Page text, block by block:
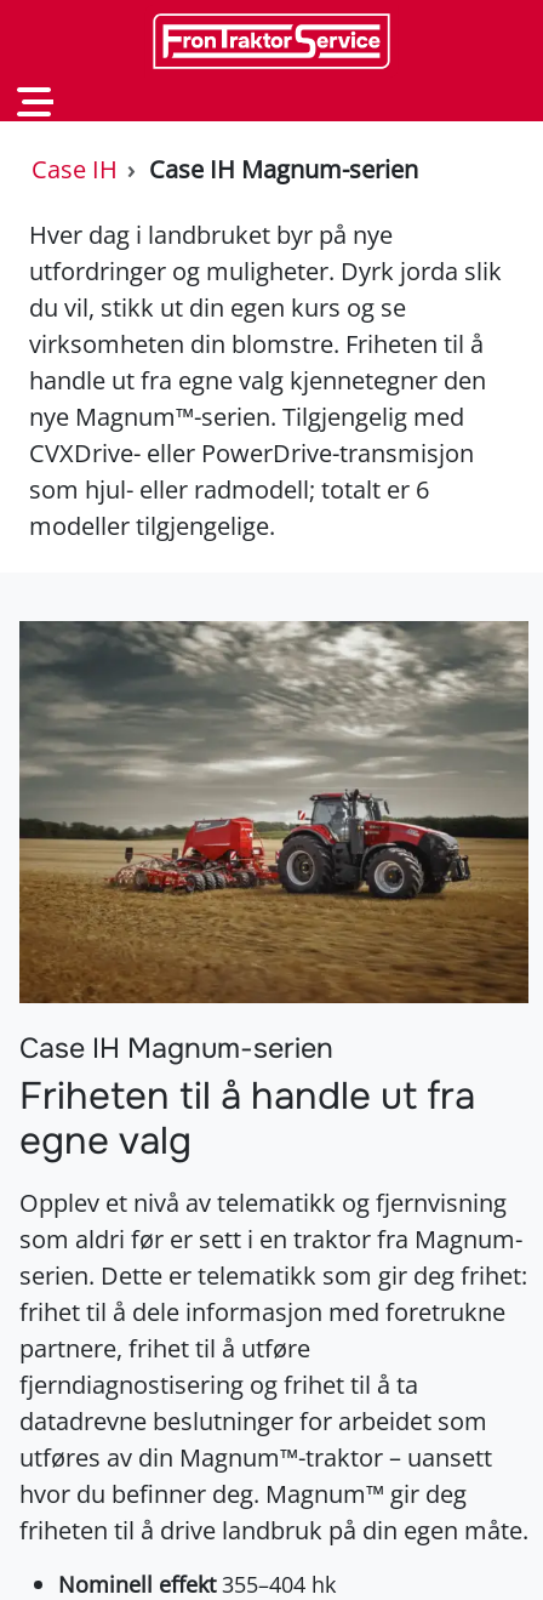
Case IH
Case IH Magnum-serien
Hver dag i landbruket byr på nye
utfordringer og muligheter. Dyrk jorda slik
du vil, stikk ut din egen kurs og se
virksomheten din blomstre. Friheten til å
handle ut fra egne valg kjennetegner den
nye Magnum™-serien. Tilgjengelig med
CVXDrive- eller PowerDrive-transmisjon
som hjul- eller radmodell; totalt er 6
modeller tilgjengelige.
Case IH Magnum-serien
Friheten til å handle ut fra
egne valg
Opplev et nivå av telematikk og fjernvisning
som aldri før er sett i en traktor fra Magnum-
serien. Dette er telematikk som gir deg frihet:
frihet til å dele informasjon med foretrukne
partnere, frihet til å utføre
fjerndiagnostisering og frihet til å ta
datadrevne beslutninger for arbeidet som
utføres av din Magnum™-traktor – uansett
hvor du befinner deg. Magnum™ gir deg
friheten til å drive landbruk på din egen måte.
Nominell effekt355–404 hk